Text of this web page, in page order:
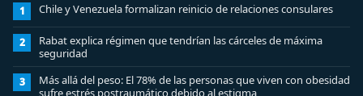
1 Chile y Venezuela formalizan reinicio de relaciones consulares
2
Rabat explica régimen que tendrían las cárceles de máxima
seguridad
3
Más allá del peso: El 78% de las personas que viven con obesidad
sufre estrés postraumático debido al estigma